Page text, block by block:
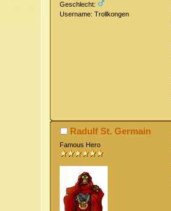
Geschlecht:
Username: Trollkongen
Radulf St. Germain
Famous Hero